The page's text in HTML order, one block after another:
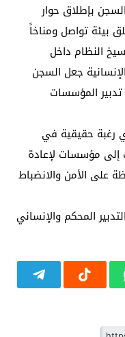
بإطلاق حوار
بيئة تواصل ومناخاً
النظام داخل
جعل السجن
المؤسسات
رغبة حقيقية في
إلى مؤسسات لإعادة
على الأمن والانضباط
المحكم والإنساني